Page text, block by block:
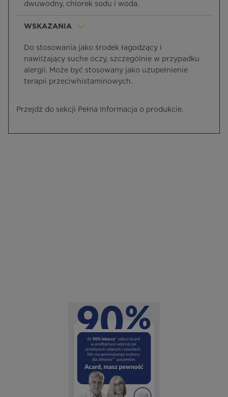
dwuwodny, chlorek sodu i woda.
WSKAZANIA
Do stosowania jako środek łagodzący i
nawilżający suche oczy, szczególnie w przypadku
alergii. Może być stosowany jako uzupełnienie
terapii przeciwhistaminowych.
Przejdź do sekcji Pełna Informacja o produkcie.